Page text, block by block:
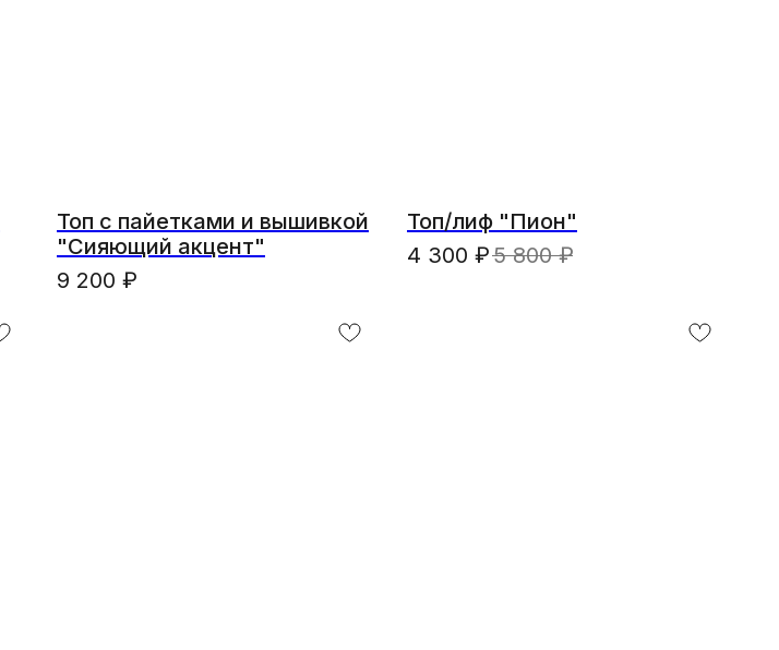
Топ с пайетками и вышивкой
"Сияющий акцент"
9 200 ₽
Топ/лиф "Пион"
4 300 ₽5 800 ₽